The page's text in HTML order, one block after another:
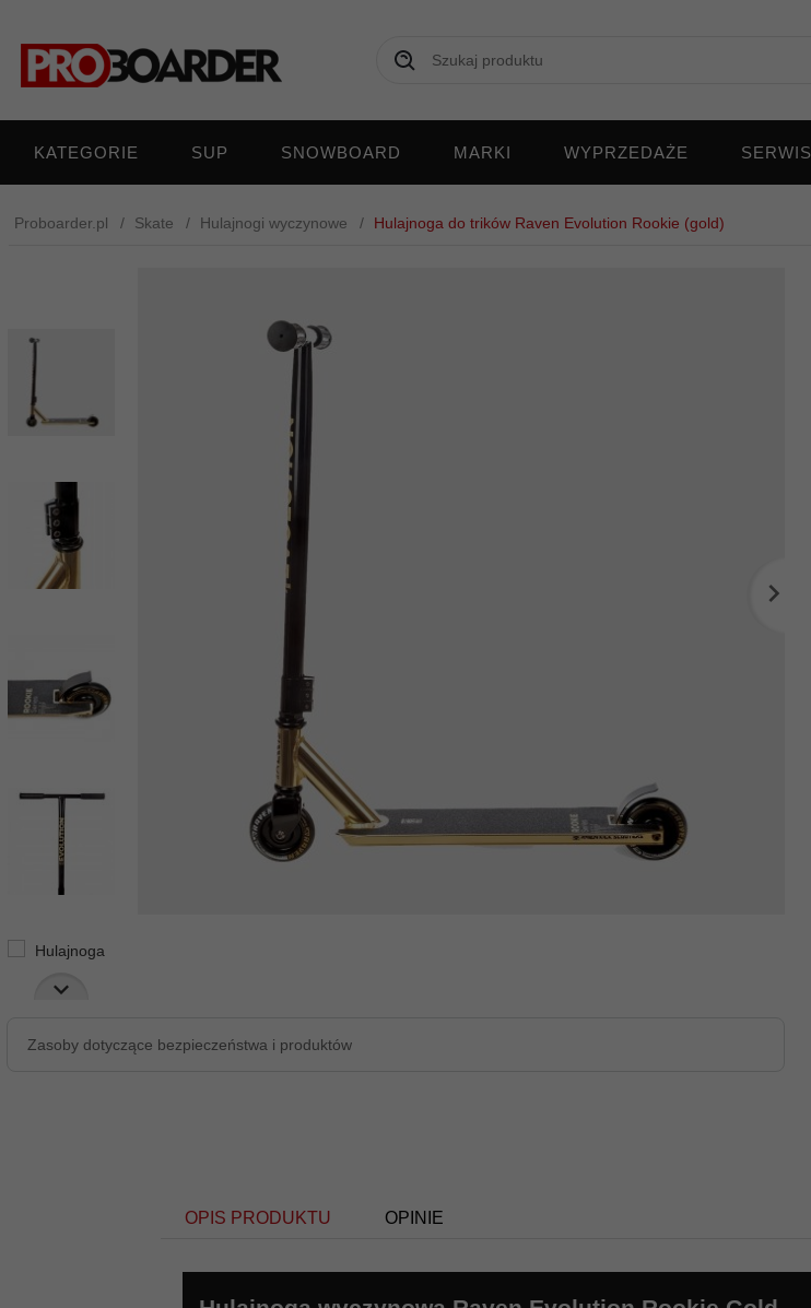
KATEGORIE SUP SNOWBOARD MARKI WYPRZEDAŻE SERWIS
Proboarder.pl Skate Hulajnogi wyczynowe Hulajnoga do trików Raven Evolution Rookie (gold)
Zasoby dotyczące bezpieczeństwa i produktów
OPIS PRODUKTU OPINIE